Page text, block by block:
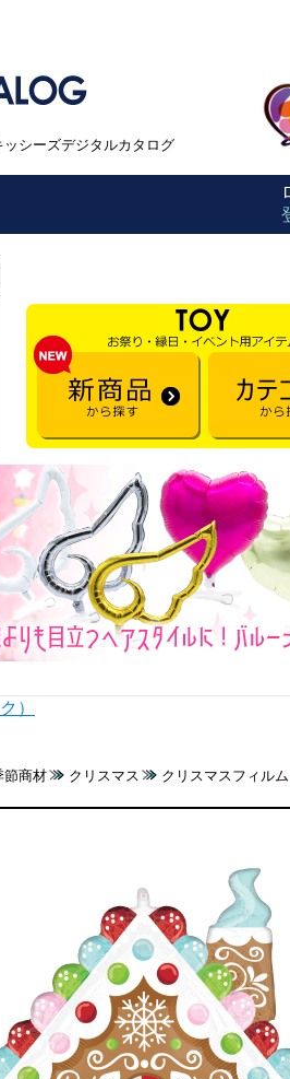
シーズデジタルカタログ
）
節商材 クリスマス クリスマスフィルム